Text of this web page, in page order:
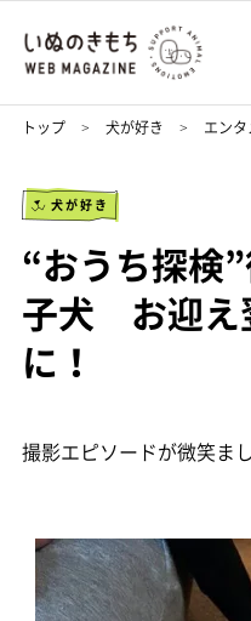
トップ 犬が好き エンタ
犬が好き
“おうち探検
子犬 お迎え
に！
撮影エピソードが微笑ま